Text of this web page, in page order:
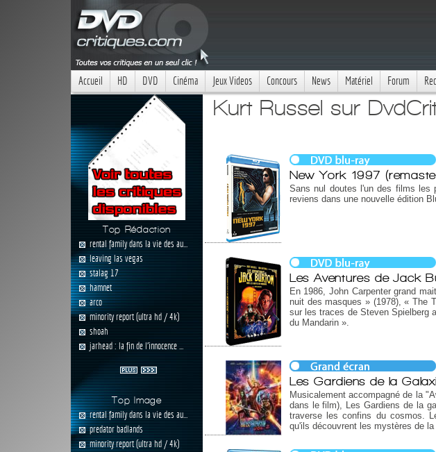
Accueil HD DVD Cinéma Jeux Videos Concours News Matériel Forum
Top Rédaction
rental family dans la vie des au...
leaving las vegas
stalag 17
hamnet
arco
minority report (ultra hd / 4k)
shoah
jarhead : la fin de l'innocence ...
Top Image
rental family dans la vie des au...
predator badlands
minority report (ultra hd / 4k)
Kurt Russel sur
New York 1997
Sans nul doutes l'un des films les
reviens dans une nouvelle édition
Les Aventures de Jack
En 1986, John Carpenter grand
nuit des masques » (1978), « The
sur les traces de Steven Spielberg
du Mandarin ».
Les Gardiens de la
Musicalement accompagné de la
dans le film), Les Gardiens de la
traverse les confins du cosmos.
qu'ils découvrent les mystères de la